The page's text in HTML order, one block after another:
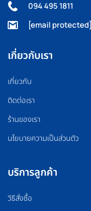
094 495 1811
[email protected]
เกี่ยวกับเรา
เกี่ยวกับ
ติดต่อเรา
ร้านของเรา
นโยบายความเป็นส่วนตัว
บริการลูกค้า
วิธีสั่งซื้อ